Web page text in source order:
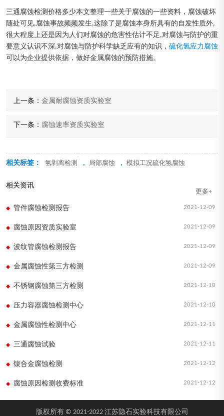
三通腐蚀检测价格多少本文整理一些关于腐蚀的一些资料，腐蚀破坏
随处可见,腐蚀事故频频发生,这除了是腐蚀本身所具有的自发性质外,
很大程度上还是因为人们对腐蚀的危害性估计不足,对腐蚀与防护的重
要意义认识不深,对腐蚀与防护科学缺乏应有的知识， 硫化氢应力腐蚀
可以为企业提供依据，做好金属腐蚀的预防措施。
上一条： 金属耐腐蚀资质实验室
下一条： 腐蚀速率资质实验室
相关标签： 氢剥离检测 , 局部腐蚀 , 模拟工况硫化氢腐蚀
相关资讯
更多+
2021-12-09
管件腐蚀检测报告
2021-12-09
腐蚀原因资质实验室
2021-12-09
波纹管腐蚀检测报告
2021-12-09
金属腐蚀性第三方检测
2021-12-10
不锈钢腐蚀第三方检测
2021-12-10
压力容器腐蚀检测中心
2021-12-11
金属腐蚀性检测中心
2021-12-11
三通腐蚀试验
2021-12-12
镍合金腐蚀检测
2021-12-12
腐蚀原因检测收费标准
版权所有 © 2021-2022 江苏隐石实验科技有限公司